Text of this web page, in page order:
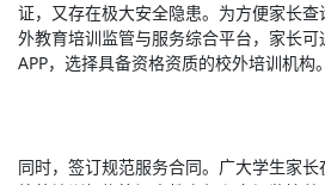
证，又存在极大安全隐患。为方便家长
外教育培训监管与服务综合平台，家长可
APP，选择具备资格资质的校外培训机构。
同时，签订规范服务合同。广大学生家